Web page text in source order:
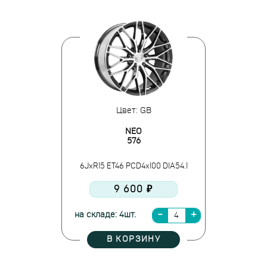
Цвет: GB
NEO
576
6JxR15 ET46 PCD4x100 DIA54.1
9 600 ₽
на складе: 4шт.
В КОРЗИНУ